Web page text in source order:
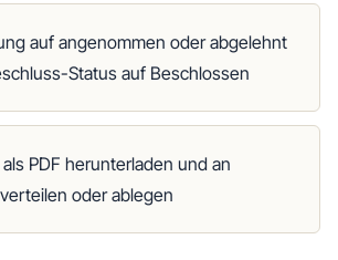
auf angenommen oder abgelehnt
Status auf Beschlossen
PDF herunterladen und an
oder ablegen